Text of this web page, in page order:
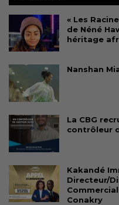
« Les
de Néné
héritage
Nanshan
La CBG
contrôleur
Kakandé
Directeur/
Conakry